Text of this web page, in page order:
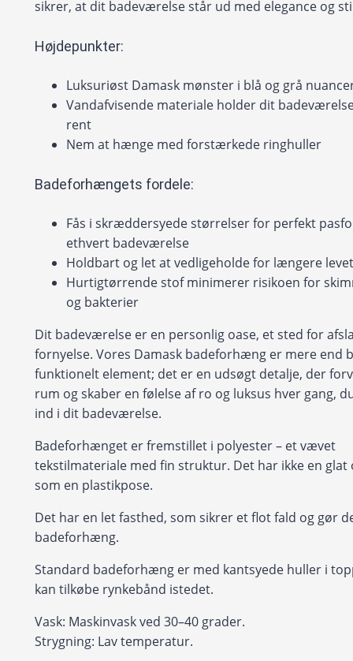
sikrer, at dit badeværelse står ud med elegance og
Højdepunkter:
Luksuriøst Damask mønster i blå og grå
Vandafvisende materiale holder dit
rent
Nem at hænge med forstærkede ringhuller
Badeforhængets fordele:
Fås i skræddersyede størrelser for perfekt
ethvert badeværelse
Holdbart og let at vedligeholde for længere
Hurtigtørrende stof minimerer risikoen for
og bakterier
Dit badeværelse er en personlig oase, et sted for
fornyelse. Vores Damask badeforhæng er mere end
funktionelt element; det er en udsøgt detalje, der
rum og skaber en følelse af ro og luksus hver gang,
ind i dit badeværelse.
Badeforhænget er fremstillet i polyester – et vævet
tekstilmateriale med fin struktur. Det har ikke en glat
som en plastikpose.
Det har en let fasthed, som sikrer et flot fald og gør
badeforhæng.
Standard badeforhæng er med kantsyede huller i
kan tilkøbe rynkebånd istedet.
Vask: Maskinvask ved 30–40 grader.
Strygning: Lav temperatur.